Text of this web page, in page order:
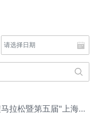
拉松暨第五届"上海外
满举行